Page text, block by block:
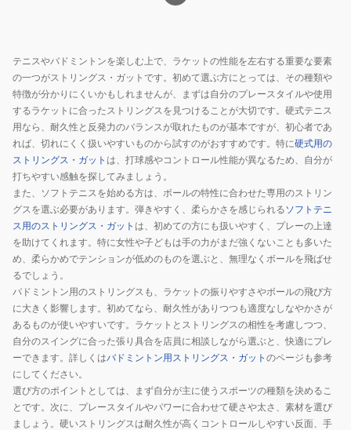
テニスやバドミントンを楽しむ上で、ラケットの性能を左右する重要な要素
の一つがストリングス・ガットです。初めて選ぶ方にとっては、その種類や
特徴が分かりにくいかもしれませんが、まずは自分のプレースタイルや使用
するラケットに合ったストリングスを見つけることが大切です。硬式テニス
用なら、耐久性と反発力のバランスが取れたものが基本ですが、初心者であ
れば、切れにくく扱いやすいものから試すのがおすすめです。特に硬式用の
ストリングス・ガット は、打球感やコントロール性能が異なるため、自分が
打ちやすい感触を探してみましょう。
また、ソフトテニスを始める方は、ボールの特性に合わせた専用のストリン
グスを選ぶ必要があります。弾きやすく、柔らかさを感じられるソフトテニ
ス用のストリングス・ガット は、初めての方にも扱いやすく、プレーの上達
を助けてくれます。特に女性や子どもは手の力がまだ強くないことも多いた
め、柔らかめでテンションが低めのものを選ぶと、無理なくボールを飛ばせ
るでしょう。
バドミントン用のストリングスも、ラケットの振りやすさやボールの飛び方
に大きく影響します。初めてなら、耐久性がありつつも適度なしなやかさが
あるものが使いやすいです。ラケットとストリングスの相性を考慮しつつ、
自分のスイングに合った張り具合を店員に相談しながら選ぶと、快適にプレ
ーできます。詳しくはバドミントン用ストリングス・ガット のページも参考
にしてください。
選び方のポイントとしては、まず自分が主に使うスポーツの種類を決めるこ
とです。次に、プレースタイルやパワーに合わせて硬さや太さ、素材を選び
ましょう。硬いストリングスは耐久性が高くコントロールしやすい反面、手